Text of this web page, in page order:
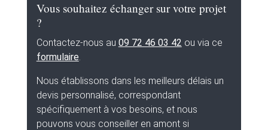
Vous souhaitez échanger sur votre projet
?
Contactez-nous au 09 72 46 03 42 ou via ce
formulaire.
Nous établissons dans les meilleurs délais un
devis personnalisé, correspondant
spécifiquement à vos besoins, et nous
pouvons vous conseiller en amont si